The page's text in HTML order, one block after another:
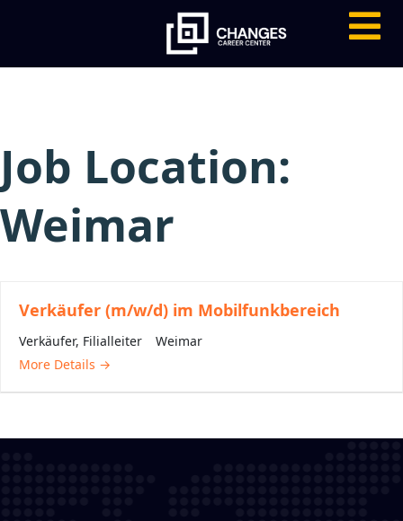
Job Location:
Weimar
Verkäufer (m/w/d) im Mobilfunkbereich
Verkäufer Filialleiter
Weimar
More Details